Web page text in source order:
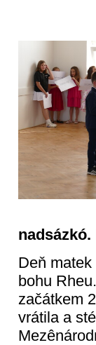
Deň
bohu
začátkem
vrátila a